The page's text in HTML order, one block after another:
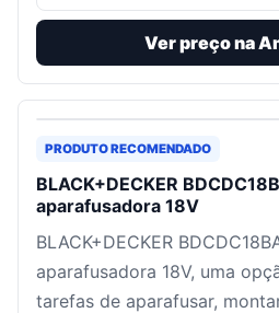
Ver preço na
PRODUTO RECOMENDADO
BLACK+DECKER
aparafusadora 18V
BLACK+DECKER
aparafusadora 18V, uma
tarefas de aparafusar,